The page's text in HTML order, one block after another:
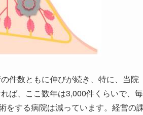
件数ともに伸びが続き、特に、当院
ば、ここ数年は3,000件くらいで、毎
をする病院は減っています。経営の